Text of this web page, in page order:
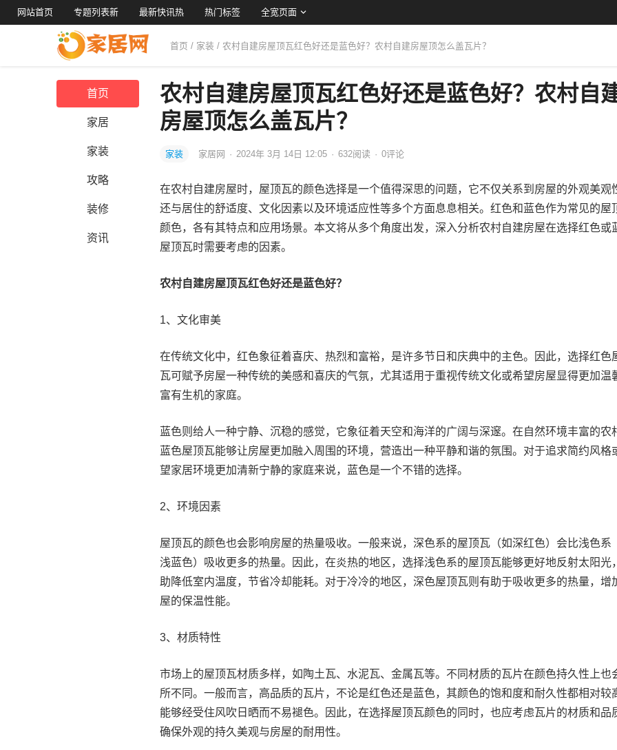
网站首页 专题列表新 最新快讯热 热门标签 全宽页面
首页 / 家装 / 农村自建房屋顶瓦红色好还是蓝色好？农村自建房屋顶怎么盖瓦片？
首页
家居
家装
攻略
装修
资讯
农村自建房屋顶瓦红色好还是蓝色好？农村自
房屋顶怎么盖瓦片？
家装 家居网 · 2024年 3月 14日 12:05 · 632阅读 · 0评论
在农村自建房屋时，屋顶瓦的颜色选择是一个值得深思的问题，它不仅关系到房屋的外观美观
还与居住的舒适度、文化因素以及环境适应性等多个方面息息相关。红色和蓝色作为常见的屋
颜色，各有其特点和应用场景。本文将从多个角度出发，深入分析农村自建房屋在选择红色或
屋顶瓦时需要考虑的因素。
农村自建房屋顶瓦红色好还是蓝色好？
1、文化审美
在传统文化中，红色象征着喜庆、热烈和富裕，是许多节日和庆典中的主色。因此，选择红色
瓦可赋予房屋一种传统的美感和喜庆的气氛，尤其适用于重视传统文化或希望房屋显得更加温
富有生机的家庭。
蓝色则给人一种宁静、沉稳的感觉，它象征着天空和海洋的广阔与深邃。在自然环境丰富的农
蓝色屋顶瓦能够让房屋更加融入周围的环境，营造出一种平静和谐的氛围。对于追求简约风格
望家居环境更加清新宁静的家庭来说，蓝色是一个不错的选择。
2、环境因素
屋顶瓦的颜色也会影响房屋的热量吸收。一般来说，深色系的屋顶瓦（如深红色）会比浅色系
浅蓝色）吸收更多的热量。因此，在炎热的地区，选择浅色系的屋顶瓦能够更好地反射太阳光
助降低室内温度，节省冷却能耗。对于冷冷的地区，深色屋顶瓦则有助于吸收更多的热量，增
屋的保温性能。
3、材质特性
市场上的屋顶瓦材质多样，如陶土瓦、水泥瓦、金属瓦等。不同材质的瓦片在颜色持久性上也
所不同。一般而言，高品质的瓦片，不论是红色还是蓝色，其颜色的饱和度和耐久性都相对较
能够经受住风吹日晒而不易褪色。因此，在选择屋顶瓦颜色的同时，也应考虑瓦片的材质和品
确保外观的持久美观与房屋的耐用性。